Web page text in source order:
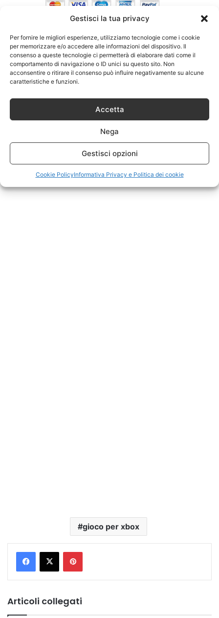
Gestisci la tua privacy
Per fornire le migliori esperienze, utilizziamo tecnologie come i cookie
per memorizzare e/o accedere alle informazioni del dispositivo. Il
consenso a queste tecnologie ci permetterà di elaborare dati come il
comportamento di navigazione o ID unici su questo sito. Non
acconsentire o ritirare il consenso può influire negativamente su alcune
caratteristiche e funzioni.
Accetta
Nega
Gestisci opzioni
Cookie PolicyInformativa Privacy e Politica dei cookie
gioco per xbox
Pinterest
Articoli collegati